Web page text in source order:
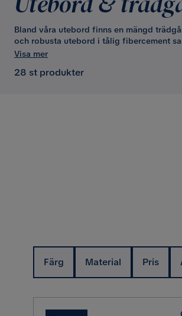
Bland våra utebord finns en mängd
och robusta utebord i tålig fibercement
ihopfällbara bord i metall och glas. Sist
Visa mer
28 st produkter
Färg Material Pris